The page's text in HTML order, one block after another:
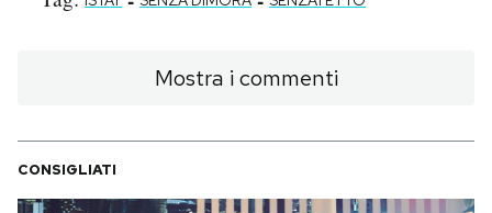
Mostra i commenti
CONSIGLIATI